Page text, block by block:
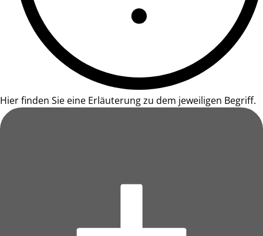
Hier finden Sie eine Erläuterung zu dem jeweiligen Begriff.